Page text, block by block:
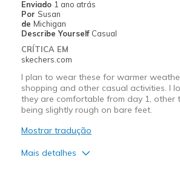
Width
Sizing
Feels true to size
View On Shoes
Enviado 1 ano atrás
Por Susan
de Michigan
Describe Yourself Casual
CRÍTICA EM
skechers.com
I plan to wear these for warmer
shopping and other casual activities. I
they are comfortable from day 1, other
being slightly rough on bare feet.
Mostrar tradução
Mais detalhes